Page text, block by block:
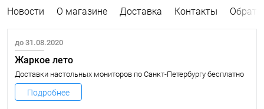
Новости О магазине Доставка Контакты
до 31.08.2020
Жаркое лето
Доставки настольных мониторов по Санкт-Петербургу бесплатно
Подробнее